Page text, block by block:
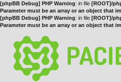
[phpBB Debug] PHP Warning: in file [ROOT]/
Parameter must be an array or an object that
[phpBB Debug] PHP Warning: in file [ROOT]/
Parameter must be an array or an object that